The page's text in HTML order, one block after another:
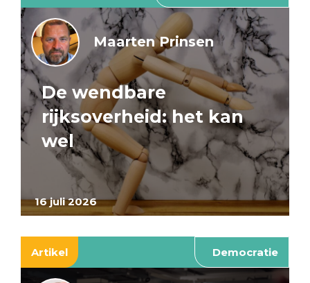
16 juli 2026
Maarten Prinsen
De wendbare
rijksoverheid: het kan
wel
Artikel Democratie